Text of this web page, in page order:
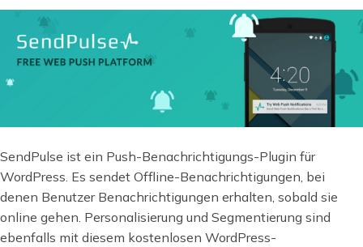
SendPulse ist ein Push-Benachrichtigungs-Plugin für
WordPress. Es sendet Offline-Benachrichtigungen, bei
denen Benutzer Benachrichtigungen erhalten, sobald sie
online gehen. Personalisierung und Segmentierung sind
ebenfalls mit diesem kostenlosen WordPress-